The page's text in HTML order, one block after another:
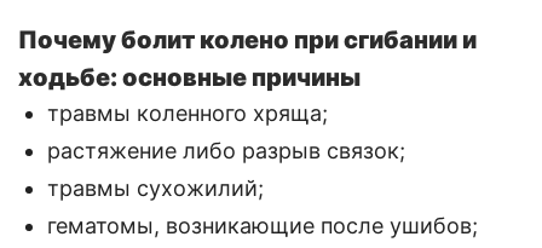
Почему болит колено при сгибании и
ходьбе: основные причины
травмы коленного хряща;
растяжение либо разрыв связок;
травмы сухожилий;
гематомы, возникающие после ушибов;